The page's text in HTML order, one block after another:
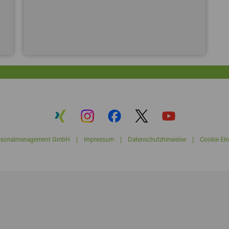
GmbH | Impressum| Datenschutzhinweise| Cookie